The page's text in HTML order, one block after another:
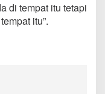
di tempat itu tetapi
itu”.